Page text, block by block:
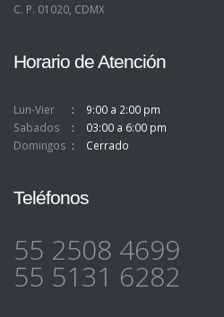
C. P. 01020, CDMX
Horario de Atención
Lun-Vier
9:00 a 2:00 pm
Sabados
03:00 a 6:00 pm
Domingos
Cerrado
Teléfonos
55 2508 4699
55 5131 6282